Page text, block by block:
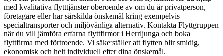
med kvalitativa flytttjänster oberoende av om du är privatperson,
företagare eller har särskilda önskemål kring exempelvis
specialtransporter och miljövänliga alternativ. Kontakta Flyttgruppen
när du vill jämföra erfarna flyttfirmor i Herrljunga och boka
flyttfirma med förtroende. Vi säkerställer att flytten blir smidig,
ekonomisk och helt individuell efter dina önskemål.